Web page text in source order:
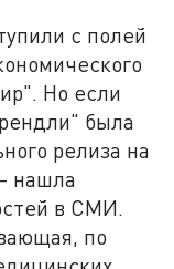
с полей
Но если
была
релиза на
нашла
в СМИ.
по